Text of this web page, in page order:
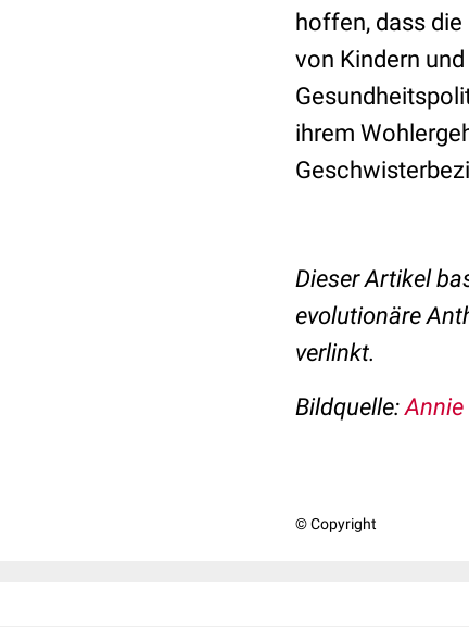
hoffen, dass
von Kindern
ihrem
Dieser Artikel
evolutionäre
verlinkt.
Bildquelle:
© Copyright